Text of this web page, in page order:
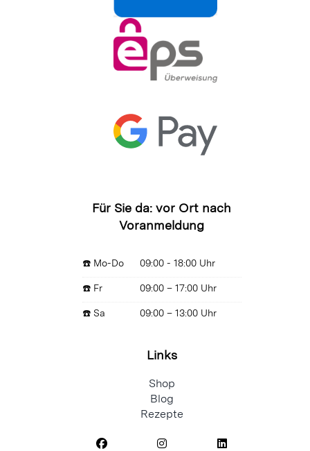
Für Sie da: vor Ort nach
Voranmeldung
☎️ Mo-Do 09:00 - 18:00 Uhr
☎️ Fr 09:00 – 17:00 Uhr
☎️ Sa 09:00 – 13:00 Uhr
Links
Shop
Blog
Rezepte